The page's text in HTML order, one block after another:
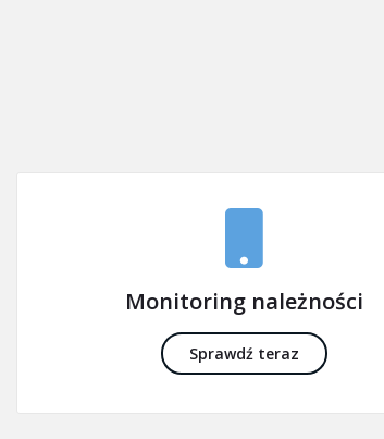
Monitoring należności
Sprawdź teraz